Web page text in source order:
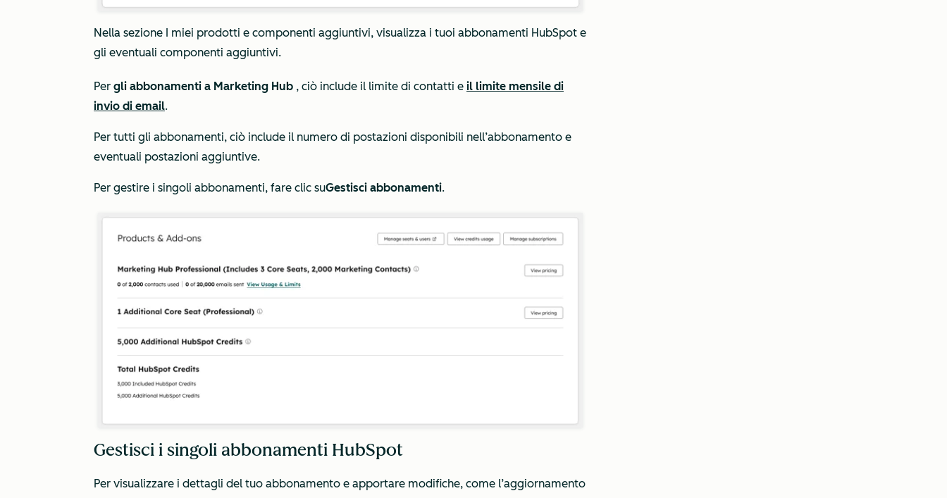
Nella sezione I miei prodotti e componenti aggiuntivi, visualizza i tuoi abbonamenti HubSpot e
gli eventuali componenti aggiuntivi.
Per gli abbonamenti a Marketing Hub , ciò include il limite di contatti e il limite mensile di
invio di email.
Per tutti gli abbonamenti, ciò include il numero di postazioni disponibili nell’abbonamento e
eventuali postazioni aggiuntive.
Per gestire i singoli abbonamenti, fare clic suGestisci abbonamenti.
Gestisci i singoli abbonamenti HubSpot
Per visualizzare i dettagli del tuo abbonamento e apportare modifiche, come l’aggiornamento